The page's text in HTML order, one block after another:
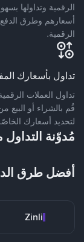
الرقمية وتداولها
أسعارهم وطرق
الرقمية.
تداول بأسعارك
تداول العملات
قُم بالشراء أو البيع
لتحديد أسعارك
مُدوّنة
أفضل طرق
Zinli